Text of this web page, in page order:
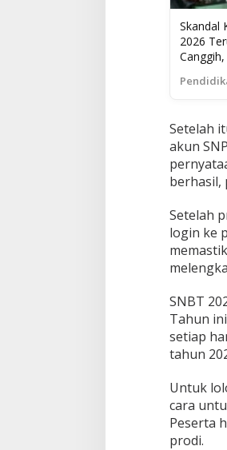
Skandal
2026
Setelah
akun
berhasil,
Setelah
login ke
SNBT
Tahun
setiap
tahun
Untuk
cara
Peserta
prodi.